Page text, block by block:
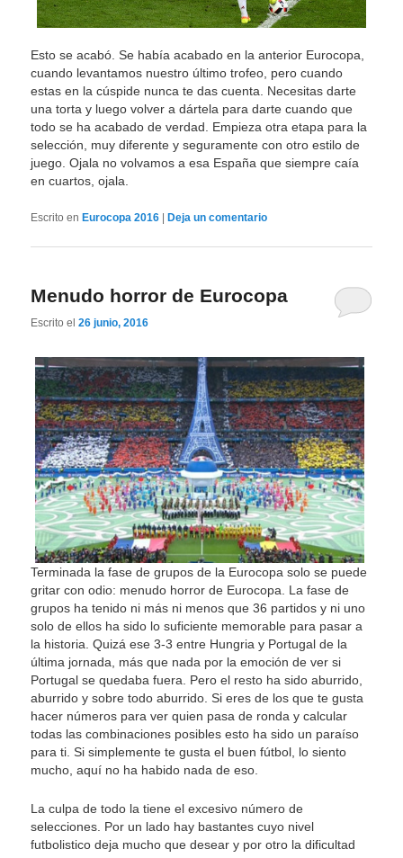
Esto se acabó. Se había acabado en la anterior Eurocopa,
cuando levantamos nuestro último trofeo, pero cuando
estas en la cúspide nunca te das cuenta. Necesitas darte
una torta y luego volver a dártela para darte cuando que
todo se ha acabado de verdad. Empieza otra etapa para la
selección, muy diferente y seguramente con otro estilo de
juego. Ojala no volvamos a esa España que siempre caía
en cuartos, ojala.
Escrito en Eurocopa 2016 Deja un comentario
Menudo horror de Eurocopa
Escrito el26 junio, 2016
Terminada la fase de grupos de la Eurocopa solo se puede
gritar con odio: menudo horror de Eurocopa. La fase de
grupos ha tenido ni más ni menos que 36 partidos y ni uno
solo de ellos ha sido lo suficiente memorable para pasar a
la historia. Quizá ese 3-3 entre Hungria y Portugal de la
última jornada, más que nada por la emoción de ver si
Portugal se quedaba fuera. Pero el resto ha sido aburrido,
aburrido y sobre todo aburrido. Si eres de los que te gusta
hacer números para ver quien pasa de ronda y calcular
todas las combinaciones posibles esto ha sido un paraíso
para ti. Si simplemente te gusta el buen fútbol, lo siento
mucho, aquí no ha habido nada de eso.
La culpa de todo la tiene el excesivo número de
selecciones. Por un lado hay bastantes cuyo nivel
futbolistico deja mucho que desear y por otro la dificultad